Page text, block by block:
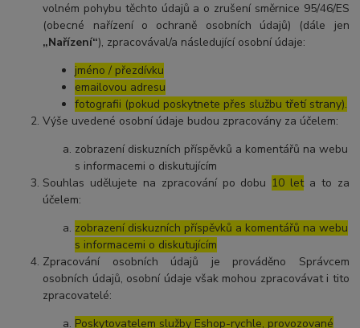
volném pohybu těchto údajů a o zrušení směrnice 95/46/ES
(obecné nařízení o ochraně osobních údajů) (dále jen
„Nařízení“), zpracovával/a následující osobní údaje:
jméno / přezdívku
emailovou adresu
fotografii (pokud poskytnete přes službu třetí strany).
Výše uvedené osobní údaje budou zpracovány za účelem:
zobrazení diskuzních příspěvků a komentářů na webu
s informacemi o diskutujícím
Souhlas udělujete na zpracování po dobu 10 leta to za
účelem:
zobrazení diskuzních příspěvků a komentářů na webu
s informacemi o diskutujícím
Zpracování osobních údajů je prováděno Správcem
osobních údajů, osobní údaje však mohou zpracovávat i tito
zpracovatelé:
Poskytovatelem služby Eshop-rychle, provozované